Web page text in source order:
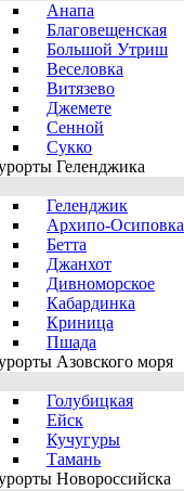
Анапа
Благовещенская
Большой Утриш
Веселовка
Витязево
Джемете
Сенной
Сукко
Геленджика
Геленджик
Архипо-Осиповка
Бетта
Джанхот
Дивноморское
Кабардинка
Криница
Пшада
Азовского моря
Голубицкая
Ейск
Кучугуры
Тамань
Новороссийска